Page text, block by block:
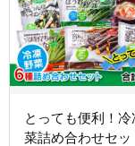
とっても便利！冷
菜詰め合わせセッ